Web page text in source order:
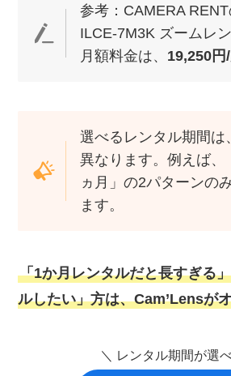
参考：CAMERA
ILCE-7M3K ズームレ
月額料金は、 19,250円/
選べるレンタル期間は
異なります。例えば、
ヵ月」の2パターンの
ます。
「1か月レンタルだと長すぎる
ルしたい」方は、Cam’Lensが
＼ レンタル期間が選